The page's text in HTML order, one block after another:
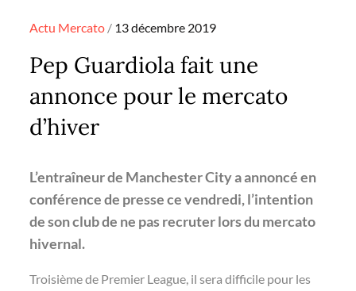
Actu Mercato Posted
13 décembre 2019
Pep Guardiola fait une
annonce pour le mercato
d’hiver
L’entraîneur de Manchester City a annoncé en
conférence de presse ce vendredi, l’intention
de son club de ne pas recruter lors du mercato
hivernal.
Troisième de Premier League, il sera difficile pour les